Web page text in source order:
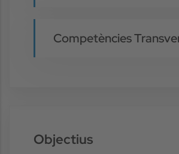
Competències
Objectius